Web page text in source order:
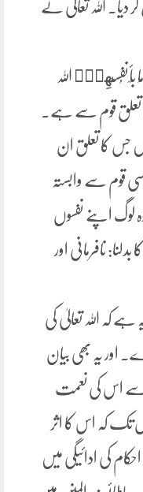
اللہ تعالیٰ نے
بِأَنفُسِهِمۡۗ اللہ
تعلق قوم سے ہے۔
جس کا تعلق ان
قوم سے وابستہ
لوگ اپنے نفسوں
نافرمانی اور
کہ اللہ تعالیٰ کی
اور یہ بھی بیان
سے اس کی نعمت
کہ اس کا اثر
کی ادائیگی میں